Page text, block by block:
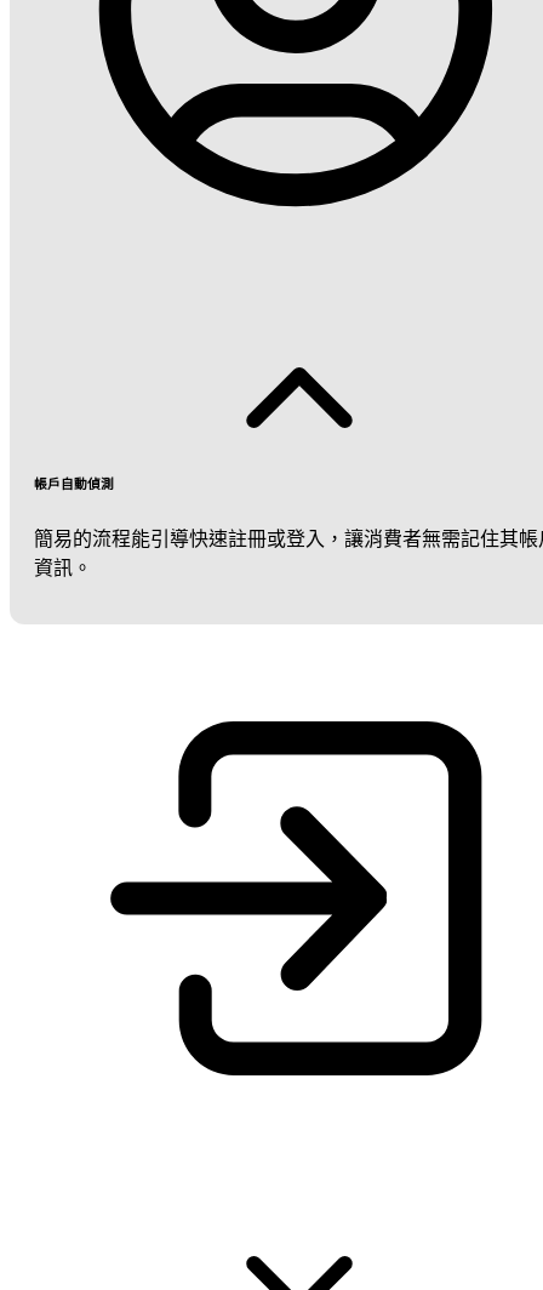
帳戶自動偵測
簡易的流程能引導快速註冊或登入，讓消費者無需記住其帳
資訊。